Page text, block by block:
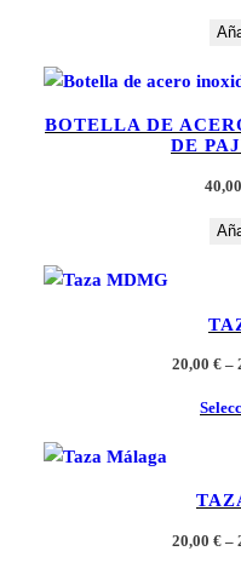
BOTELLA DE
DE
40,00
20,00 € –
20,00 € –